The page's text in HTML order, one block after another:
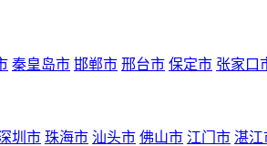
秦皇岛市 邯郸市 邢台市 保定市 张家口
圳市 珠海市 汕头市 佛山市 江门市 湛江